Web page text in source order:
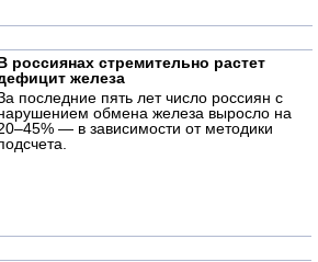
россиянах стремительно растет
железа
последние пять лет число россиян с
обмена железа выросло на
— в зависимости от методики